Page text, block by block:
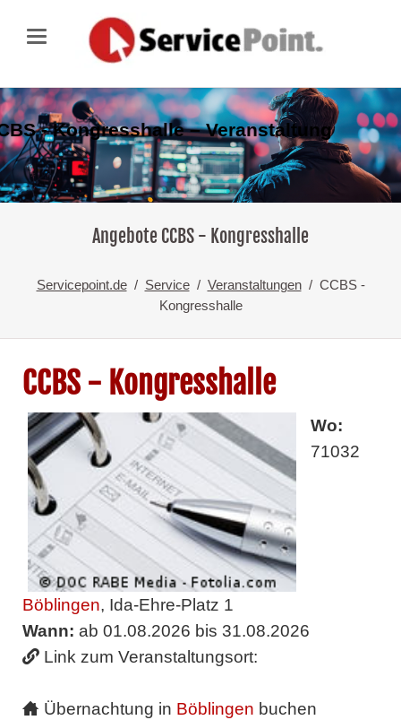
- Kongresshalle – Veranstaltung
Angebote CCBS - Kongresshalle
Servicepoint.de Service Veranstaltungen
CCBS -
Kongresshalle
CCBS - Kongresshalle
Wo:
71032
Böblingen, Ida-Ehre-Platz 1
Wann: ab 01.08.2026 bis 31.08.2026
Link zum Veranstaltungsort:
Übernachtung in Böblingen buchen